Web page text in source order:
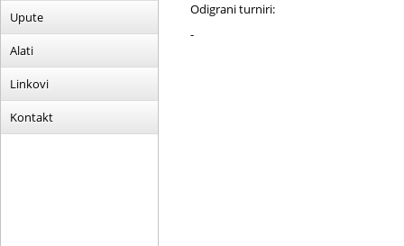
Upute
Alati
Linkovi
Kontakt
Odigrani turniri:
-